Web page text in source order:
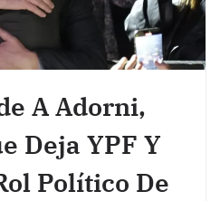
A Adorni,
Deja YPF Y
Político De